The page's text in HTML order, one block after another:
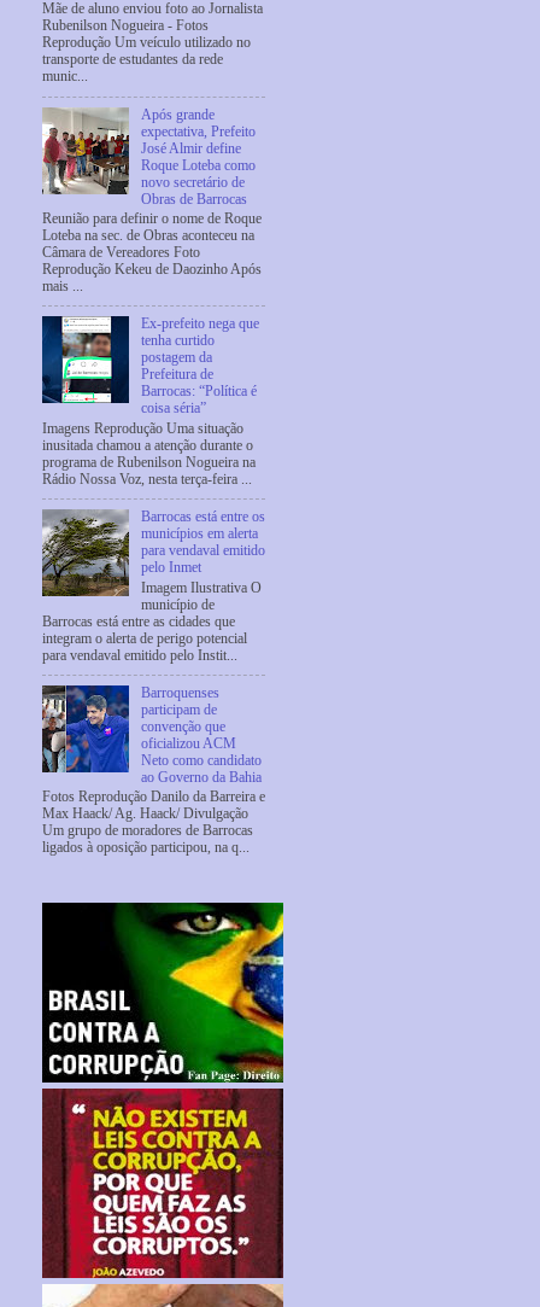
Mãe de aluno enviou foto ao Jornalista
Rubenilson Nogueira - Fotos
Reprodução Um veículo utilizado no
transporte de estudantes da rede
munic...
Após grande
expectativa, Prefeito
José Almir define
Roque Loteba como
novo secretário de
Obras de Barrocas
Reunião para definir o nome de Roque
Loteba na sec. de Obras aconteceu na
Câmara de Vereadores Foto
Reprodução Kekeu de Daozinho Após
mais ...
Ex-prefeito nega que
tenha curtido
postagem da
Prefeitura de
Barrocas: “Política é
coisa séria”
Imagens Reprodução Uma situação
inusitada chamou a atenção durante o
programa de Rubenilson Nogueira na
Rádio Nossa Voz, nesta terça-feira ...
Barrocas está entre os
municípios em alerta
para vendaval emitido
pelo Inmet
Imagem Ilustrativa O
município de
Barrocas está entre as cidades que
integram o alerta de perigo potencial
para vendaval emitido pelo Instit...
Barroquenses
participam de
convenção que
oficializou ACM
Neto como candidato
ao Governo da Bahia
Fotos Reprodução Danilo da Barreira e
Max Haack/ Ag. Haack/ Divulgação
Um grupo de moradores de Barrocas
ligados à oposição participou, na q...